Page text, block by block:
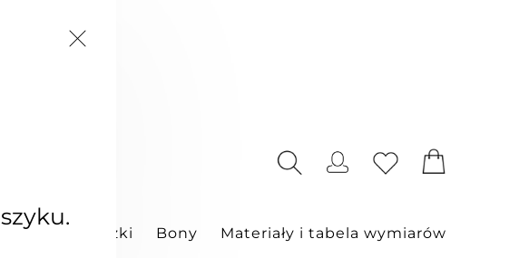
Dodatki Bluzki Bony Materiały i tabela wymiarów